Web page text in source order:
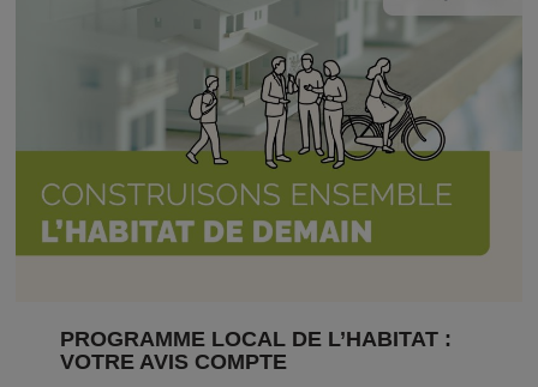
PROGRAMME LOCAL DE L’HABITAT :
VOTRE AVIS COMPTE